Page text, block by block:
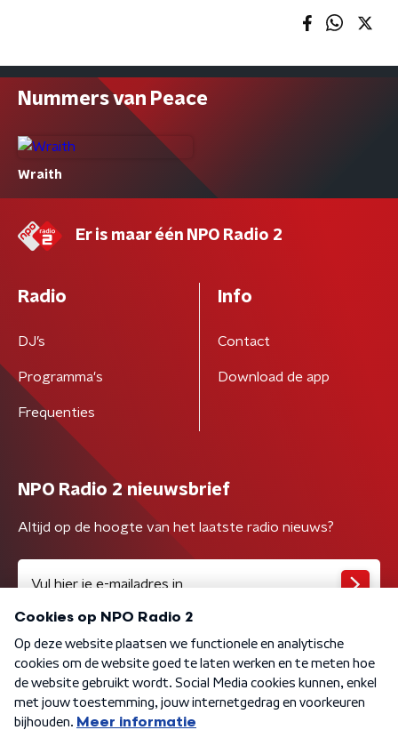
Nummers van Peace
Wraith
Er is maar één NPO Radio 2
Radio
DJ’s
Programma's
Frequenties
Info
Contact
Download de app
NPO Radio 2 nieuwsbrief
Altijd op de hoogte van het laatste radio nieuws?
Algemene voorwaarden